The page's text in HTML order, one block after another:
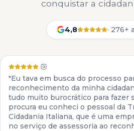
conquistar a
4,8 · 276+
"Eu tava em busca do processo
reconhecimento da minha
tudo muito burocrático para fazer
procura eu conheci o pessoal da
Cidadania Italiana, que é uma
no serviço de assessoria ao